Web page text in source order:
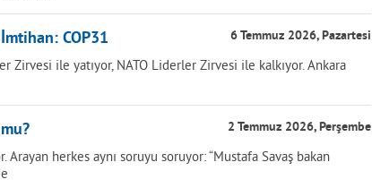
COP31 6 Temmuz 2026, Pazartesi
Zirvesi ile yatıyor, NATO Liderler Zirvesi ile kalkıyor. Ankara
2 Temmuz 2026, Perşembe
herkes aynı soruyu soruyor: “Mustafa Savaş bakan